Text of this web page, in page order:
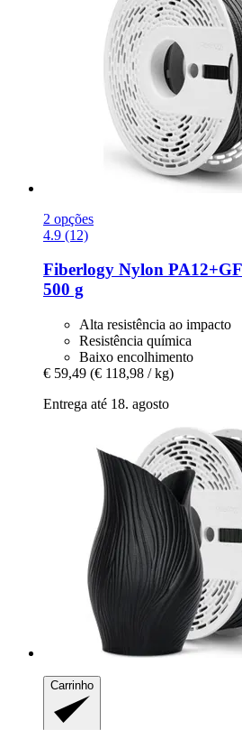
2 opções
4.9 (12)
Fiberlogy Nylon
500 g
Alta resistência ao impacto
Resistência química
Baixo encolhimento
€ 59,49 (€ 118,98 / kg)
Entrega até 18. agosto
Carrinho